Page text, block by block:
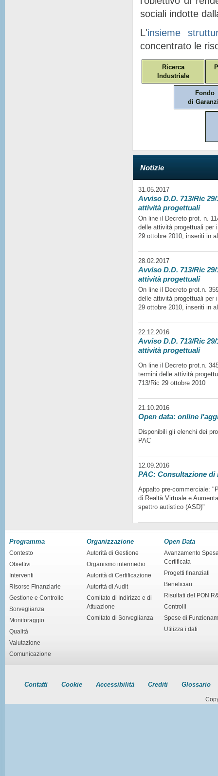
sociali indotte
L'insieme
concentrato le
Ricerca
Industriale
Fondo
di
Notizie
31.05.2017
Avviso D.D. 713/Ric
attività progettuali
On line il Decreto prot. n.
delle attività progettuali per
29 ottobre 2010, inseriti in
28.02.2017
Avviso D.D. 713/Ric
attività progettuali
On line il Decreto prot.n.
delle attività progettuali per
29 ottobre 2010, inseriti in
22.12.2016
Avviso D.D. 713/Ric
attività progettuali
On line il Decreto prot.n.
termini delle attività
713/Ric 29 ottobre 2010
21.10.2016
Open data: online
Disponibili gli elenchi dei
PAC
12.09.2016
PAC: Consultazione di
Appalto pre-commerciale:
di Realtà Virtuale e
spettro autistico (ASD)"
Programma
Contesto
Obiettivi
Interventi
Risorse Finanziarie
Gestione e Controllo
Sorveglianza
Monitoraggio
Qualità
Valutazione
Comunicazione
Organizzazione
Autorità di Gestione
Organismo intermedio
Autorità di Certificazione
Autorità di Audit
Comitato di Indirizzo e di
Attuazione
Comitato di Sorveglianza
Open Data
Avanzamento
Certificata
Progetti finanziati
Beneficiari
Risultati del PON
Controlli
Spese di
Utilizza i dati
Contatti Cookie Accessibilità Crediti Glossario